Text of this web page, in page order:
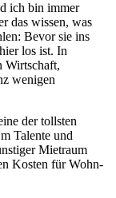
ich bin immer
das wissen, was
Bevor sie ins
los ist. In
Wirtschaft,
wenigen
der tollsten
Talente und
Mietraum
Kosten für Wohn-